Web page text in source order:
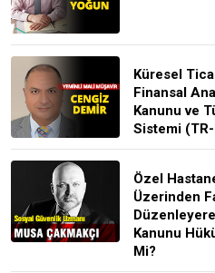
Küresel
Finansal
Kanunu ve
Sistemi (TR-
Özel
Üzerinden
Kanunu
Mi?